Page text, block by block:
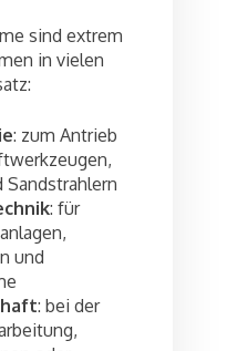
sind extrem
in vielen
: zum Antrieb
Sandstrahlern
: für
und
: bei der